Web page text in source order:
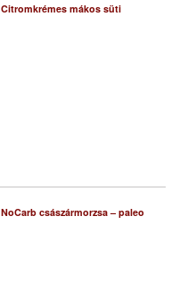
Citromkrémes mákos süti
NoCarb császármorzsa – paleo